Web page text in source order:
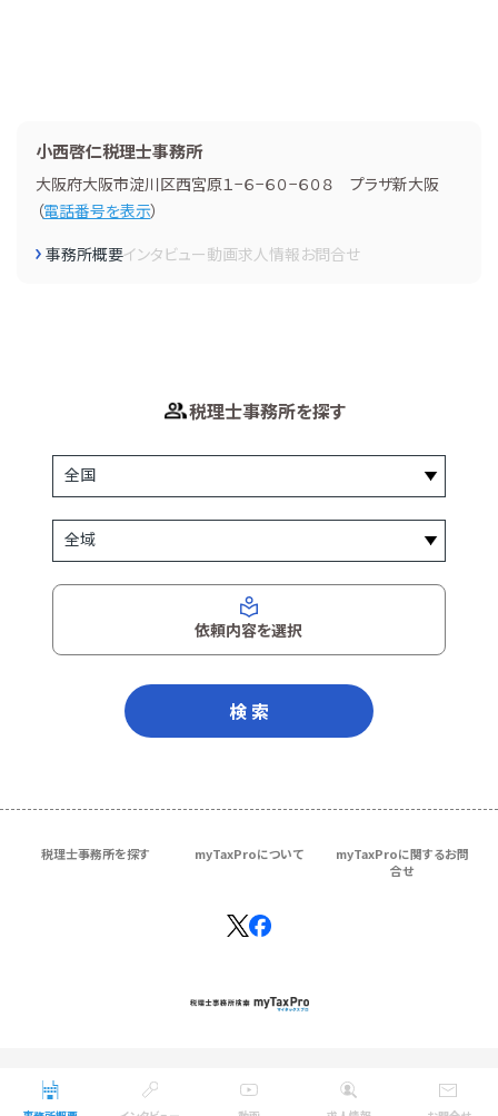
小西啓仁税理士事務所
大阪府大阪市淀川区西宮原１−６−６０−６０８ プラザ新大阪
（電話番号を表示）
事務所概要インタビュー動画求人情報お問合せ
税理士事務所を探す
依頼内容を選択
検 索
税理士事務所を探す myTaxProについて
myTaxProに関するお問
合せ
Copyright © ＴＫＣ Corporation
All Rights Reserved.